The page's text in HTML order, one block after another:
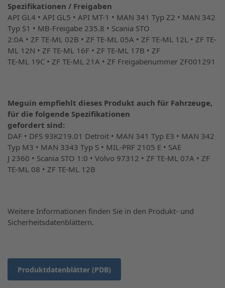
Spezifikationen / Freigaben
API GL4 • API GL5 • API MT-1 • MAN 341 Typ Z2 • MAN 342
Typ S1 • MB-Freigabe 235.8 • Scania STO
2:0A • ZF TE-ML 02B • ZF TE-ML 05A • ZF TE-ML 12L • ZF TE-
ML 12N • ZF TE-ML 16F • ZF TE-ML 17B • ZF
TE-ML 19C • ZF TE-ML 21A • ZF Freigabenummer ZF001291
Meguin empfiehlt dieses Produkt auch für Fahrzeuge,
für die folgende Spezifikationen
gefordert sind:
DAF • DFS 93K219.01 Detroit • MAN 341 Typ E3 • MAN 342
Typ M3 • MAN 3343 Typ S • MIL-PRF 2105 E • SAE
J 2360 • Scania STO 1:0 • Volvo 97312 • ZF TE-ML 07A • ZF
TE-ML 08 • ZF TE-ML 12B
Weitere Informationen finden Sie in den Produkt- und
Sicherheitsdatenblättern.
Produktdatenblätter (PDB)